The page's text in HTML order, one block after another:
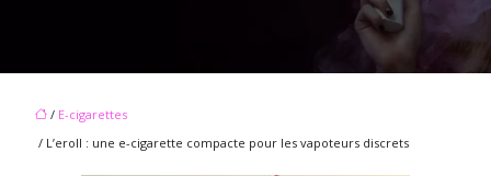
/ E-cigarettes
/ L’eroll : une e-cigarette compacte pour les vapoteurs discrets